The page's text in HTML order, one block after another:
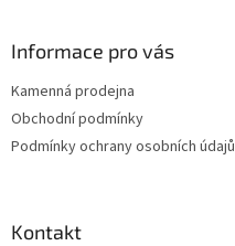
Informace pro vás
Kamenná prodejna
Obchodní podmínky
Podmínky ochrany osobních údajů
Kontakt